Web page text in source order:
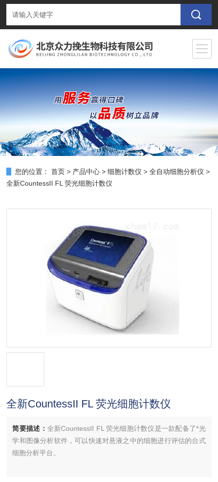
您的位置： 首页 > 产品中心 >细胞计数仪 >全自动细胞分析仪 >
全新CountessII FL 荧光细胞计数仪
全新CountessII FL 荧光细胞计数仪
简要描述： 全新CountessII FL 荧光细胞计数仪是一款配备了*光
学和图像分析软件，可以快速对悬液之中的细胞进行评估的台式
细胞分析平台。